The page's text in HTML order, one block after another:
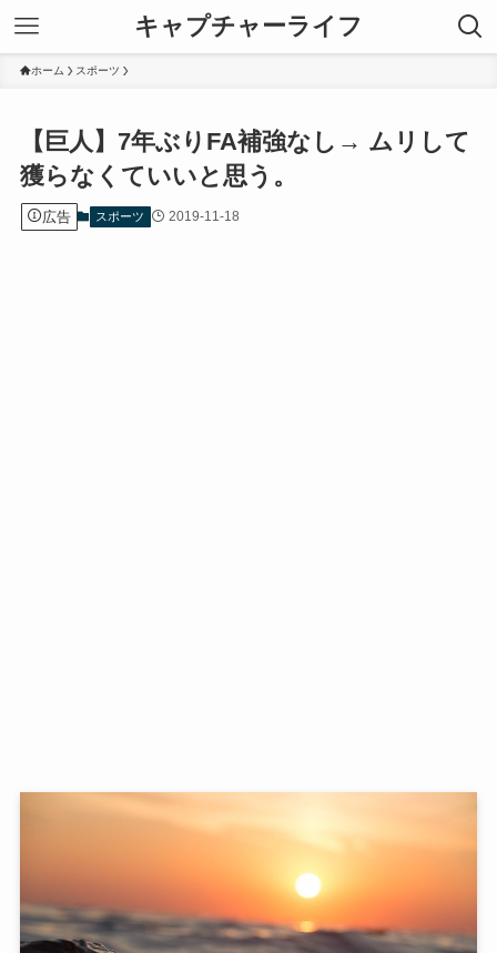
キャプチャーライフ
ホーム スポーツ
【巨人】7年ぶりFA補強なし→ ムリして
獲らなくていいと思う。
広告 スポーツ 2019-11-18